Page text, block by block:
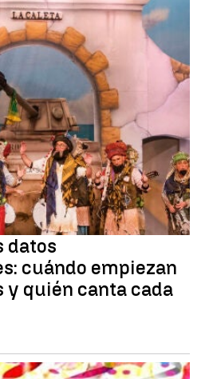
datos
cuándo empiezan
y quién canta cada